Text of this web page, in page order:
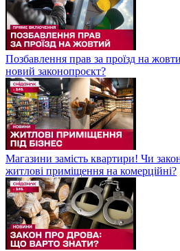
Позбавлення прав за проїзд на
новий законопроєкт?
Магазини замість квартири! Чи
житлові приміщення на комерційні?